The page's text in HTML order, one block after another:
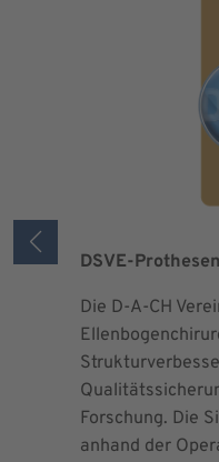
DSVE-
Die D-A-CH
Forschung. Die
anhand der